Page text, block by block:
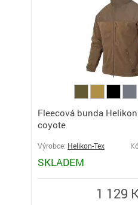
Fleecová bunda
coyote
Výrobce: Helikon-Tex
SKLADEM
1 129